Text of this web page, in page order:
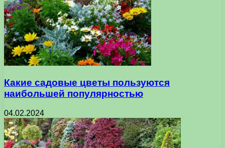
Какие садовые цветы пользуются
наибольшей популярностью
04.02.2024